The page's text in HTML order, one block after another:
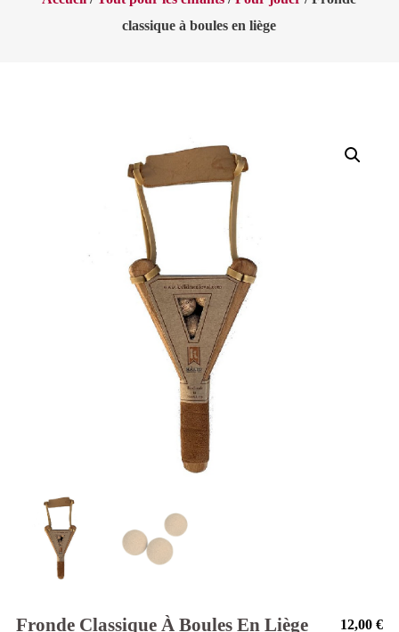
classique à boules en liège
Fronde Classique À Boules En Liège 12,00€